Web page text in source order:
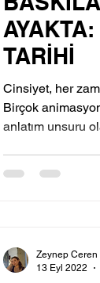
TARİHİ
Cinsiyet, her
Birçok animasyonda
anlatım unsuru
Zeynep Ceren
13 Eyl 2022